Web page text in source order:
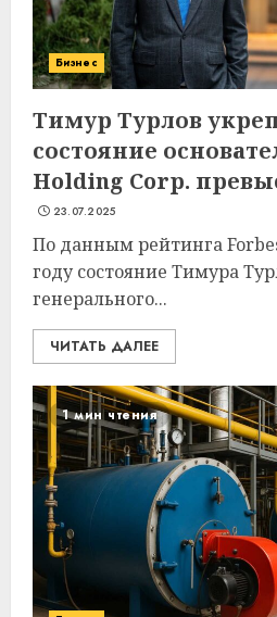
Бизнес
Тимур Турлов
состояние
Holding Corp.
23.07.2025
По данным рейтинга
году состояние Тимура
генерального...
ЧИТАТЬ ДАЛЕЕ
1 мин чтения